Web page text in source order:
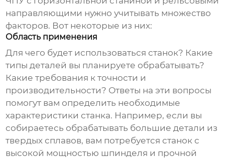
направляющими нужно учитывать множество
факторов. Вот некоторые из них:
Область применения
Для чего будет использоваться станок? Какие
типы деталей вы планируете обрабатывать?
Какие требования к точности и
производительности? Ответы на эти вопросы
помогут вам определить необходимые
характеристики станка. Например, если вы
собираетесь обрабатывать большие детали из
твердых сплавов, вам потребуется станок с
высокой мощностью шпинделя и прочной